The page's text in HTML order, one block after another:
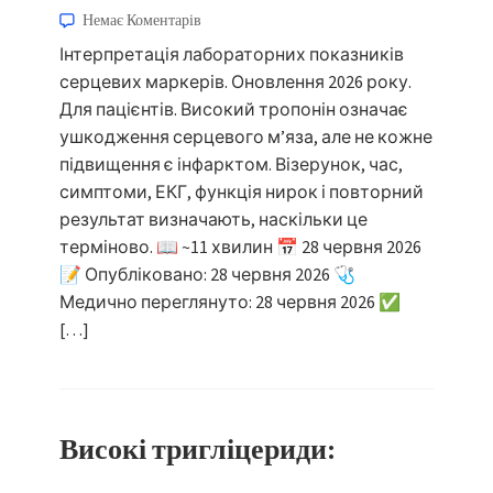
Немає Коментарів
Інтерпретація лабораторних показників
серцевих маркерів. Оновлення 2026 року.
Для пацієнтів. Високий тропонін означає
ушкодження серцевого м’яза, але не кожне
підвищення є інфарктом. Візерунок, час,
симптоми, ЕКГ, функція нирок і повторний
результат визначають, наскільки це
терміново. 📖 ~11 хвилин 📅 28 червня 2026
📝 Опубліковано: 28 червня 2026 🩺
Медично переглянуто: 28 червня 2026 ✅
[…]
Високі тригліцериди: